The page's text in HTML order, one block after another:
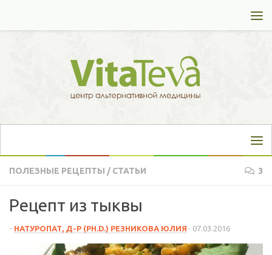
ПОЛЕЗНЫЕ РЕЦЕПТЫ / СТАТЬИ 3
Рецепт из тыквы
- НАТУРОПАТ, Д-Р (PH.D.) РЕЗНИКОВА ЮЛИЯ · 07.03.2016